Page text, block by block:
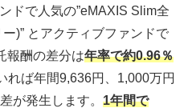
ドで人気の”eMAXIS Slim全
)” とアクティブファンドで
報酬の差分は年率で約0.96％
れば年間9,636円、1,000万円
が発生します。 1年間で